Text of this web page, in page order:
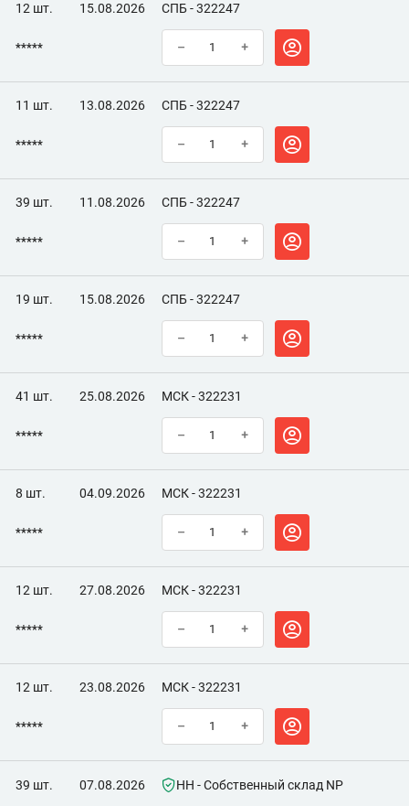
12 шт. 15.08.2026 СПБ - 322247
***** – +
11 шт. 13.08.2026 СПБ - 322247
***** – +
39 шт. 11.08.2026 СПБ - 322247
***** – +
19 шт. 15.08.2026 СПБ - 322247
***** – +
41 шт. 25.08.2026 МСК - 322231
***** – +
8 шт. 04.09.2026 МСК - 322231
***** – +
12 шт. 27.08.2026 МСК - 322231
***** – +
12 шт. 23.08.2026 МСК - 322231
***** – +
39 шт. 07.08.2026 НН - Собственный склад NP